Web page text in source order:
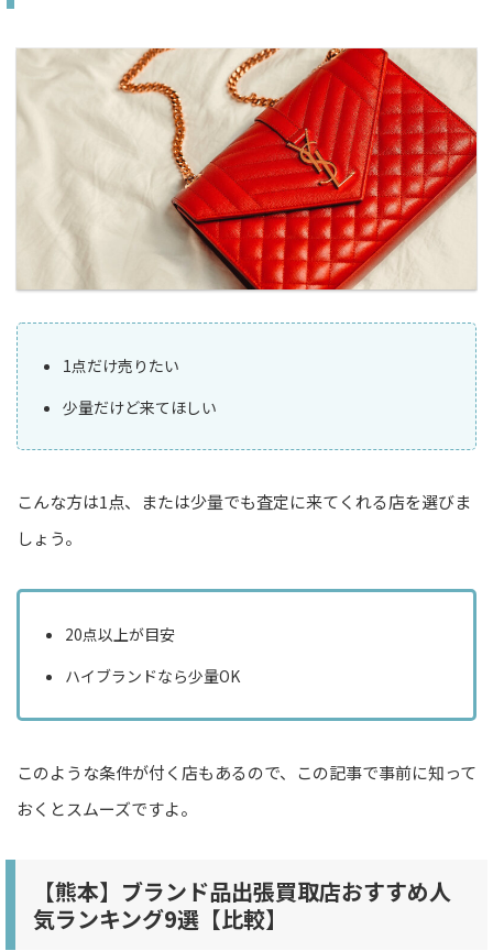
1点だけ売りたい
少量だけど来てほしい
こんな方は1点、または少量でも査定に来てくれる店を選びま
しょう。
20点以上が目安
ハイブランドなら少量OK
このような条件が付く店もあるので、この記事で事前に知って
おくとスムーズですよ。
【熊本】ブランド品出張買取店おすすめ人
気ランキング9選【比較】